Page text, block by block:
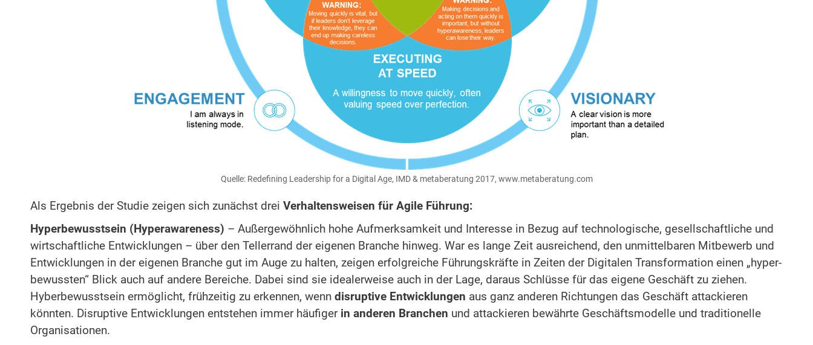
Quelle: Redefining Leadership for a Digital Age, IMD & metaberatung 2017, www.metaberatung.com
Als Ergebnis der Studie zeigen sich zunächst drei Verhaltensweisen für Agile Führung:
Hyperbewusstsein (Hyperawareness) – Außergewöhnlich hohe Aufmerksamkeit und Interesse in Bezug auf technologische, gesellschaftliche und
wirtschaftliche Entwicklungen – über den Tellerrand der eigenen Branche hinweg. War es lange Zeit ausreichend, den unmittelbaren Mitbewerb und
Entwicklungen in der eigenen Branche gut im Auge zu halten, zeigen erfolgreiche Führungskräfte in Zeiten der Digitalen Transformation einen „hyper-
bewussten“ Blick auch auf andere Bereiche. Dabei sind sie idealerweise auch in der Lage, daraus Schlüsse für das eigene Geschäft zu ziehen.
Hyberbewusstsein ermöglicht, frühzeitig zu erkennen, wenn disruptive Entwicklungen aus ganz anderen Richtungen das Geschäft attackieren
könnten. Disruptive Entwicklungen entstehen immer häufiger in anderen Branchen und attackieren bewährte Geschäftsmodelle und traditionelle
Organisationen.